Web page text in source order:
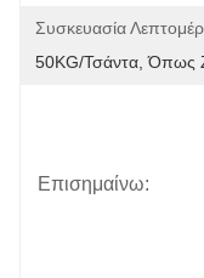
Συσκευασία
50KG/τσάντα, Όπως
Επισημαίνω: